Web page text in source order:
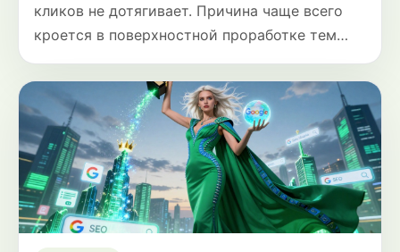
кликов не дотягивает. Причина чаще всего
кроется в поверхностной проработке тем…